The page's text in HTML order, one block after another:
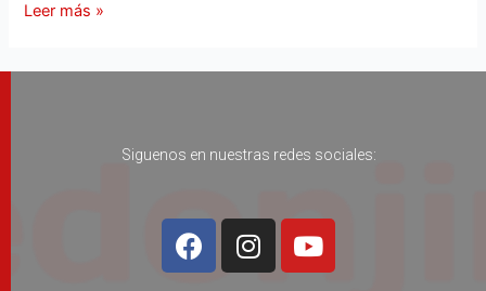
Leer más »
Siguenos en nuestras redes sociales: